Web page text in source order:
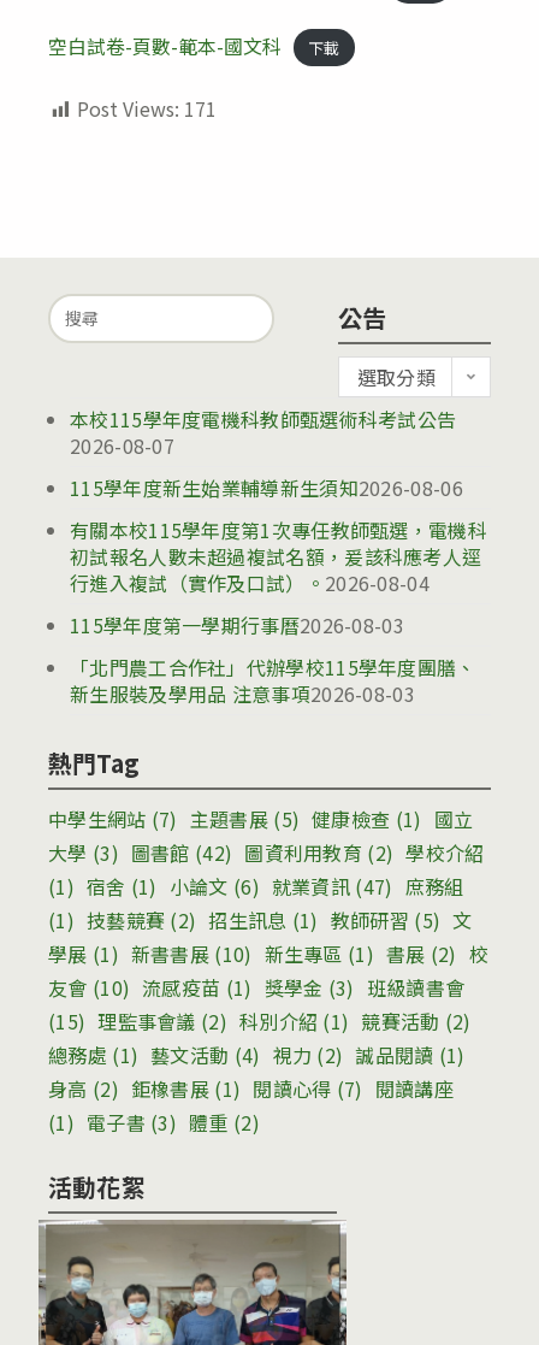
空白試卷-頁數-範本-國文科 下載
Post Views: 171
Search
for:
公告
告
選取分類
本校115學年度電機科教師甄選術科考試公告
2026-08-07
115學年度新生始業輔導新生須知2026-08-06
有關本校115學年度第1次專任教師甄選，電機科
初試報名人數未超過複試名額，爰該科應考人逕
行進入複試（實作及口試）。 2026-08-04
115學年度第一學期行事曆2026-08-03
「北門農工合作社」代辦學校115學年度團膳、
新生服裝及學用品 注意事項2026-08-03
熱門Tag
中學生網站 (7) 主題書展(5) 健康檢查 (1) 國立
大學 (3) 圖書館 (42) 圖資利用教育 (2) 學校介紹
(1) 宿舍 (1) 小論文 (6) 就業資訊 (47) 庶務組
(1) 技藝競賽 (2) 招生訊息 (1) 教師研習 (5) 文
學展 (1) 新書書展 (10) 新生專區 (1) 書展 (2) 校
友會 (10) 流感疫苗 (1) 獎學金 (3) 班級讀書會
(15) 理監事會議 (2) 科別介紹 (1) 競賽活動 (2)
總務處 (1) 藝文活動 (4) 視力 (2) 誠品閱讀 (1)
身高 (2) 鉅橡書展 (1) 閱讀心得 (7) 閱讀講座
(1) 電子書 (3) 體重 (2)
活動花絮